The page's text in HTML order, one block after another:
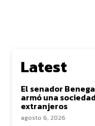
Latest
El senador
armó una
extranjeros
agosto 6, 2026